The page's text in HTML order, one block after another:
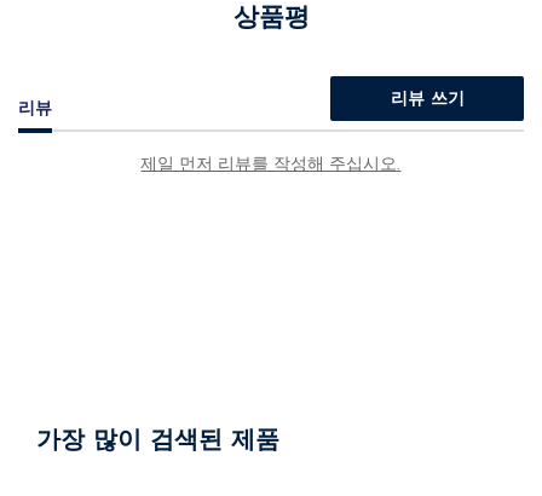
상품평
리뷰 리뷰 쓰기
제일 먼저 리뷰를 작성해 주십시오.
가장 많이 검색된 제품